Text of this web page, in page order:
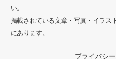
い。
掲載されている文章・写真・イラス
にあります。
プライバシ